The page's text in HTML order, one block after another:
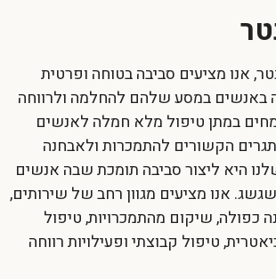
אנו מציעים סביבה בטוחה ופרטית
באנשים במסע שלהם להחלמה ולרווחה
במתן טיפול מלא חמלה לאנשים
הקשורים להתמכרות ולאבחנה
היא ליצור סביבה תומכת שבה אנשים
אנו מציעים מגוון רחב של שירותים,
כפולה, שיקום מהתמכרויות, טיפול
טיפול קבוצתי ופעילויות רווחה